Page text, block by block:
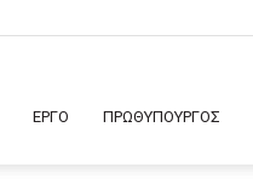
ΕΡΓΟ ΠΡΩΘΥΠΟΥΡΓΟΣ